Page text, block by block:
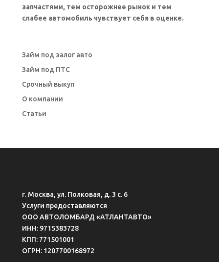
запчастями, тем осторожнее рынок и тем
слабее автомобиль чувствует себя в оценке.
Займ под залог авто
Займ под ПТС
Срочный выкуп
О компании
Статьи
г. Москва, ул. Полковая, д. 3 с. 6
Услуги предоставляются
ООО АВТОЛОМБАРД «АТЛАНТАВТО»
ИНН: 9715383728
КПП: 771501001
ОГРН: 1207700168972